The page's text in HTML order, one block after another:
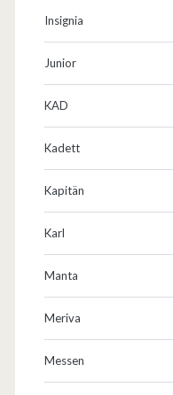
Insignia
Junior
KAD
Kadett
Kapitän
Karl
Manta
Meriva
Messen